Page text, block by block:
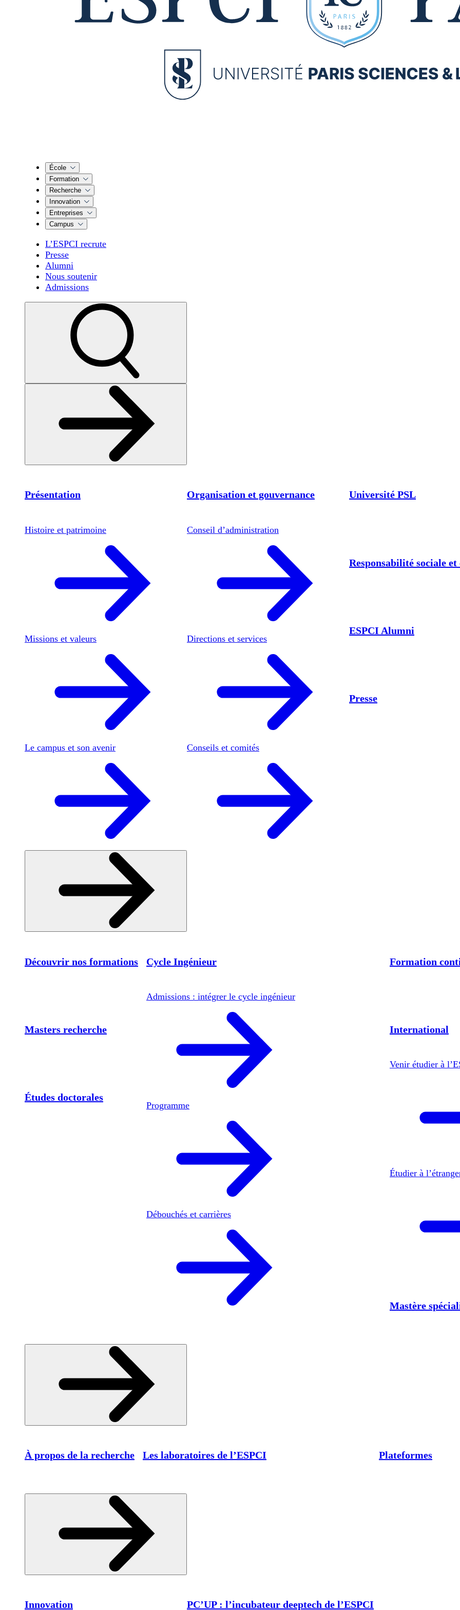
École
Formation
Recherche
Innovation
Entreprises
Campus
L’ESPCI recrute
Presse
Alumni
Nous soutenir
Admissions
Présentation
Histoire et patrimoine
Missions et valeurs
Le campus et son avenir
Organisation et gouvernance
Conseil d’administration
Directions et services
Conseils et comités
Université PSL
Responsabilité sociale
ESPCI Alumni
Presse
Découvrir nos formations Cycle Ingénieur
Admissions : intégrer le cycle ingénieur
Programme
Débouchés et carrières
Formation
International
Venir étudier à
Étudier à
Masters recherche
Études doctorales
Mastère
À propos de la recherche Les laboratoires de l’ESPCI Plateformes
Innovation PC’UP : l’incubateur deeptech de l’ESPCI